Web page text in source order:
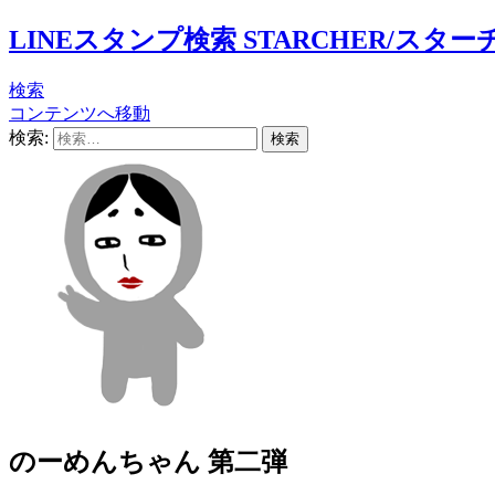
LINEスタンプ検索 STARCHER/スター
検索
コンテンツへ移動
検索:
のーめんちゃん 第二弾